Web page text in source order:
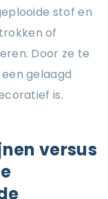
stof en
of
Door ze te
gelaagd
is.
versus